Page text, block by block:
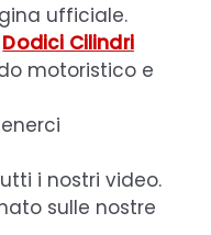
ufficiale.
Dodici Cilindri
motoristico e
i nostri video.
sulle nostre